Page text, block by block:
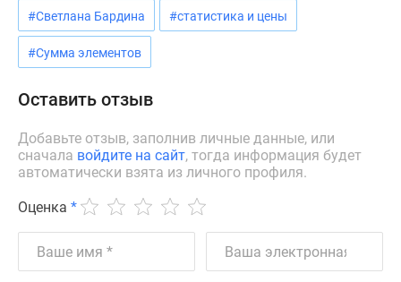
проекте
Контакты
Дзен
места
#траншевая
ипотека
#Светлана Бардина #статистика и цены
#Сумма элементов
Оставить отзыв
Добавьте отзыв, заполнив личные данные, или
сначала войдите на сайт, тогда информация будет
автоматически взята из личного профиля.
Оценка *